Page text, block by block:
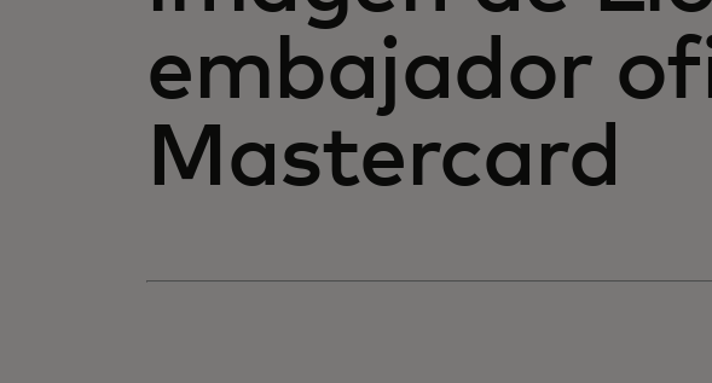
embajador
Mastercard